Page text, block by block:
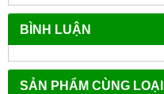
BÌNH LUẬN
SẢN PHẨM CÙNG LOẠI